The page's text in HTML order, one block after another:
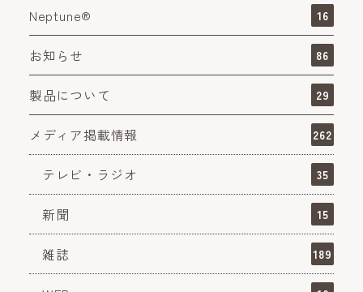
Neptune® 16
お知らせ 86
製品について 29
メディア掲載情報 262
テレビ・ラジオ 35
新聞 15
雑誌 189